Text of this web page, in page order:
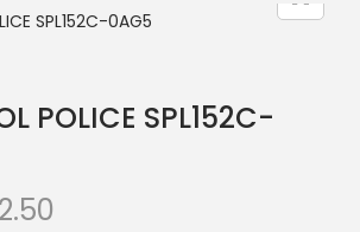
POLICE SPL152C-